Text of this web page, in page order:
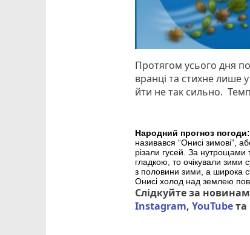
Протягом усього дня
вранці та стихне лише
йти не так сильно.
Народний прогноз погоди:
називався “Онисі зимові”,
різали гусей. За нутрощами
гладкою, то очікували зими
з половини зими, а широка
Онисі холод над землею
Слідкуйте за
Instagram,YouTubeта